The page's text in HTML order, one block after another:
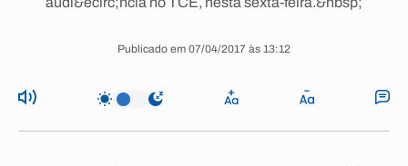
Publicado em 07/04/2017 às 13:12